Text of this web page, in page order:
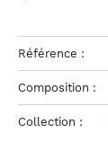
Référence :
Composition :
Collection :